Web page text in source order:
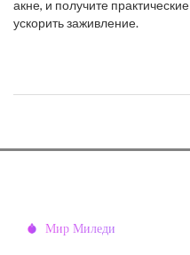
акне, и получите
ускорить заживление.